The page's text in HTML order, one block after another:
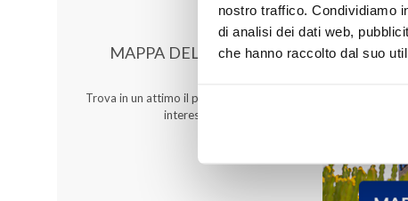
nostro traffico. Condividiamo
di analisi dei dati web,
che hanno raccolto dal suo
MAPPA DEL CENTRO
Trova in un attimo il punto vendita che ti
interessa!